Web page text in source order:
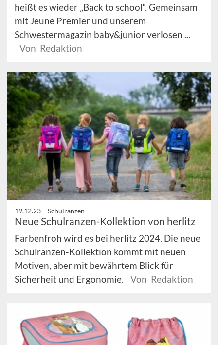
heißt es wieder „Back to school“. Gemeinsam
mit Jeune Premier und unserem
Schwestermagazin baby&junior verlosen ...
Von Redaktion
19.12.23 – Schulranzen
Neue Schulranzen-Kollektion von herlitz
Farbenfroh wird es bei herlitz 2024. Die neue
Schulranzen-Kollektion kommt mit neuen
Motiven, aber mit bewährtem Blick für
Sicherheit und Ergonomie.
Von Redaktion